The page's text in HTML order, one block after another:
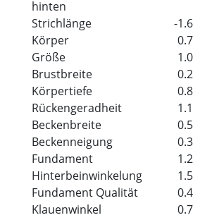
hinten
Strichlänge -1.6
Körper
0.7
Größe
1.0
Brustbreite
0.2
Körpertiefe
0.8
Rückengeradheit
1.1
Beckenbreite
0.5
Beckenneigung
0.3
Fundament
1.2
Hinterbeinwinkelung
1.5
Fundament Qualität
0.4
Klauenwinkel
0.7